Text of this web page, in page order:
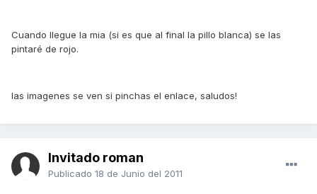
Cuando llegue la mia (si es que al final la pillo blanca) se las
pintaré de rojo.
las imagenes se ven si pinchas el enlace, saludos!
Invitado roman
Publicado 18 de Junio del 2011